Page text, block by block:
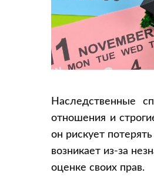
Наследственные
отношения и
он рискует
возникает из-за
оценке своих прав.